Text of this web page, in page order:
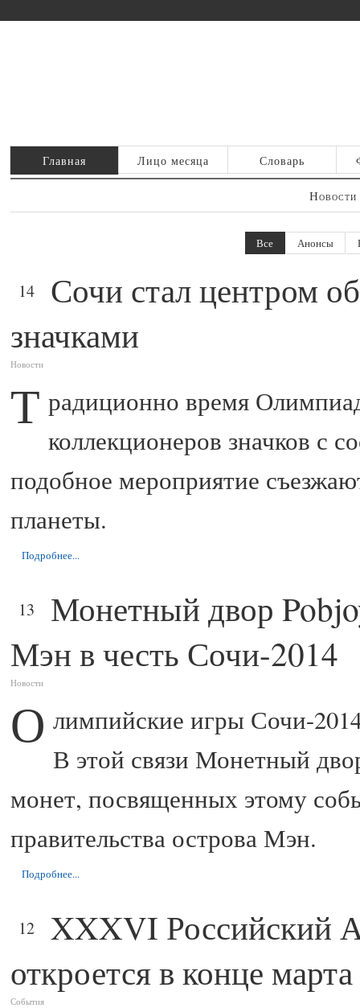
Главная Лицо месяца Словарь
Новости
Все Анонсы
14
Сочи стал центром
значками
Новости
Т радиционно время
коллекционеров значков с
подобное мероприятие
планеты.
Подробнее...
13
Монетный двор
Мэн в честь Сочи-2014
Новости
О лимпийские игры Сочи-
В этой связи Монетный
монет, посвященных этому
правительства острова Мэн.
Подробнее...
12
XXXVI Российский
откроется в конце марта
События